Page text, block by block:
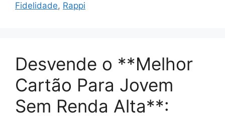
Fidelidade, Rappi
Desvende o **Melhor
Cartão Para Jovem
Sem Renda Alta**: